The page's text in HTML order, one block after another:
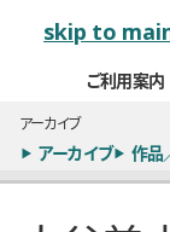
skip to
ご利用案内
アーカイブ
アーカイブ 作品